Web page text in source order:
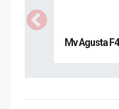
Mv Agusta